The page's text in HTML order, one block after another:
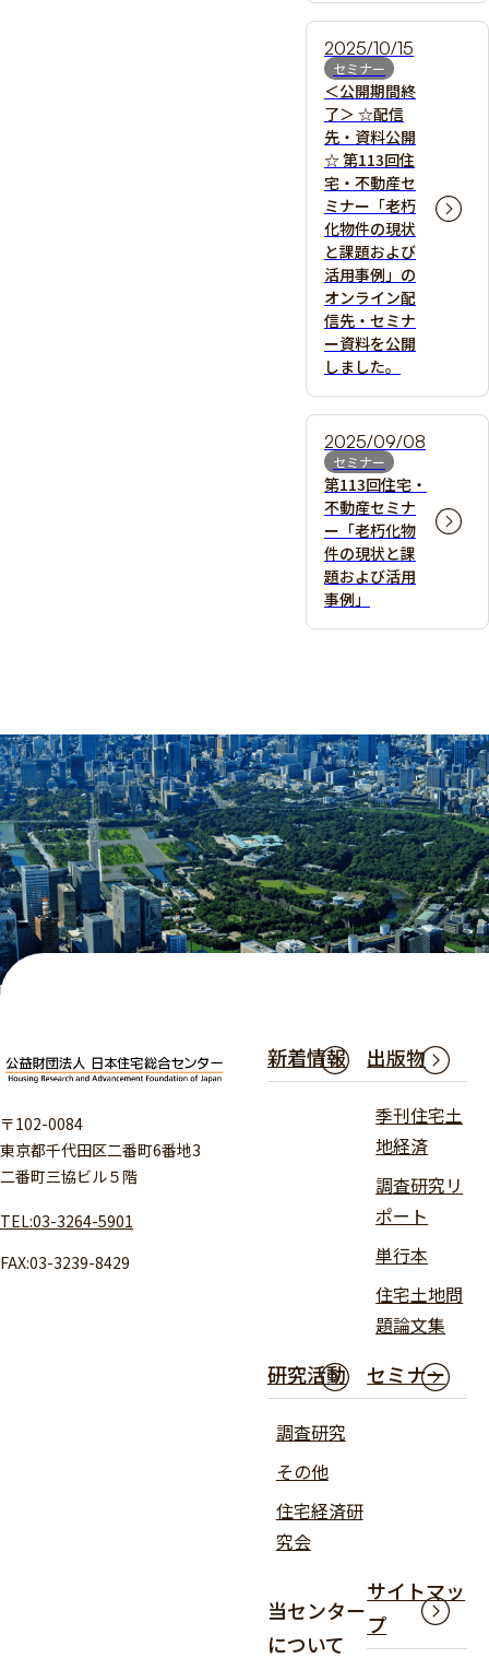
2025/10/15
セミナー
＜公開期間終
了＞ ☆配信
先・資料公開
☆ 第113回住
宅・不動産セ
ミナー「老朽
化物件の現状
と課題および
活用事例」の
オンライン配
信先・セミナ
ー資料を公開
しました。
2025/09/08
セミナー
第113回住宅・
不動産セミナ
ー「老朽化物
件の現状と課
題および活用
事例」
〒102-0084
東京都千代田区二番町6番地3
二番町三協ビル５階
TEL:03-3264-5901
FAX:03-3239-8429
新着情報 出版物
季刊住宅土
地経済
調査研究リ
ポート
単行本
住宅土地問
題論文集
研究活動
調査研究
その他
住宅経済研
究会
セミナー
当センター
について
サイトマッ
プ